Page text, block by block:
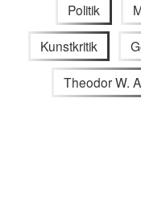
Politik
Kunstkritik
Theodor W.